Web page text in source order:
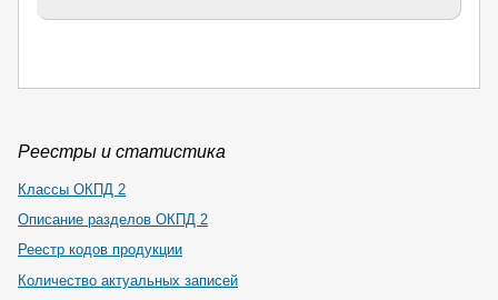
Реестры и статистика
Классы ОКПД 2
Описание разделов ОКПД 2
Реестр кодов продукции
Количество актуальных записей